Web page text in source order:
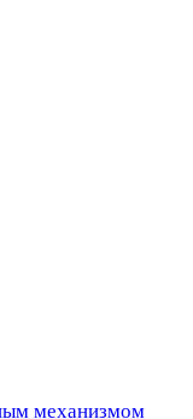
механизмом